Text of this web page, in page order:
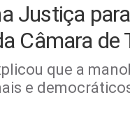
Justiça
Câmara de
que a
e